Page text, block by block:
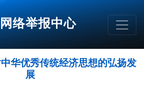
络举报中心
华优秀传统经济思想的弘扬发
展